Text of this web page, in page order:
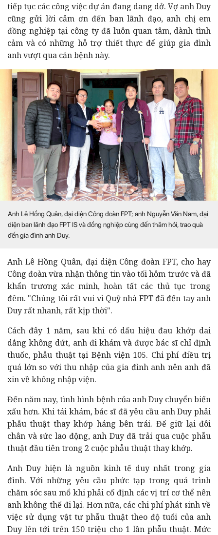
tiếp tục các công việc dự án đang dang dở. Vợ anh Duy
cũng gửi lời cảm ơn đến ban lãnh đạo, anh chị em
đồng nghiệp tại công ty đã luôn quan tâm, dành tình
cảm và có những hỗ trợ thiết thực để giúp gia đình
anh vượt qua căn bệnh này.
Anh Lê Hồng Quân, đại diện Công đoàn FPT; anh Nguyễn Văn Nam, đại
diện ban lãnh đạo FPT IS và đồng nghiệp cùng đến thăm hỏi, trao quà
đến gia đình anh Duy.
Anh Lê Hồng Quân, đại diện Công đoàn FPT, cho hay
Công đoàn vừa nhận thông tin vào tối hôm trước và đã
khẩn trương xác minh, hoàn tất các thủ tục trong
đêm. "Chúng tôi rất vui vì Quỹ nhà FPT đã đến tay anh
Duy rất nhanh, rất kịp thời".
Cách đây 1 năm, sau khi có dấu hiệu đau khớp dai
dẳng không dứt, anh đi khám và được bác sĩ chỉ định
thuốc, phẫu thuật tại Bệnh viện 105. Chi phí điều trị
quá lớn so với thu nhập của gia đình anh nên anh đã
xin về không nhập viện.
Đến năm nay, tình hình bệnh của anh Duy chuyển biến
xấu hơn. Khi tái khám, bác sĩ đã yêu cầu anh Duy phải
phẫu thuật thay khớp háng bên trái. Để giữ lại đôi
chân và sức lao động, anh Duy đã trải qua cuộc phẫu
thuật đầu tiên trong 2 cuộc phẫu thuật thay khớp.
Anh Duy hiện là nguồn kinh tế duy nhất trong gia
đình. Với những yêu cầu phức tạp trong quá trình
chăm sóc sau mổ khi phải cố định các vị trí cơ thể nên
anh không thể đi lại. Hơn nữa, các chi phí phát sinh về
việc sử dụng vật tư phẫu thuật theo độ tuổi của anh
Duy lên tới trên 150 triệu cho 1 lần phẫu thuật. Mức